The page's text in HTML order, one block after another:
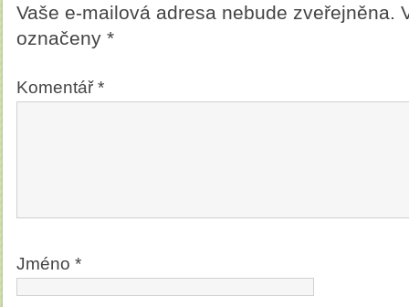
Vaše e-mailová adresa nebude zveřejněna.
označeny *
Komentář*
Jméno *